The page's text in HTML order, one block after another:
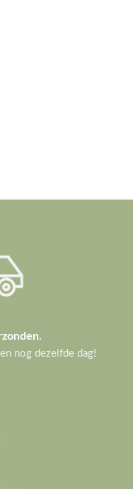
nog dezelfde dag!